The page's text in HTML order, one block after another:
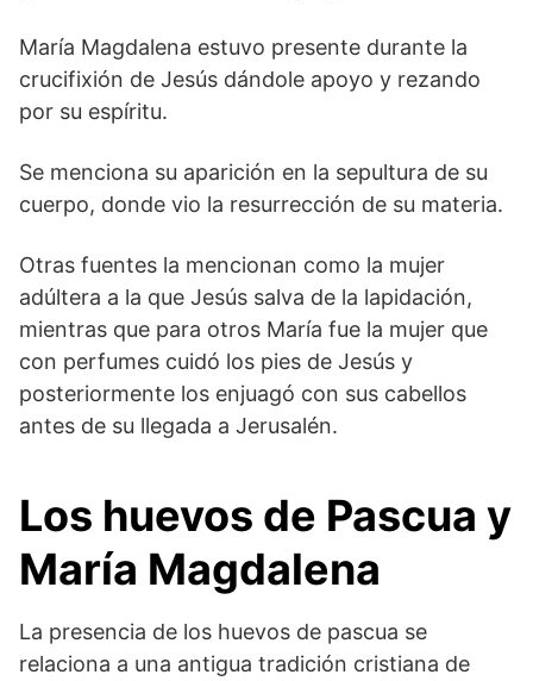
María Magdalena estuvo presente durante la
crucifixión de Jesús dándole apoyo y rezando
por su espíritu.
Se menciona su aparición en la sepultura de su
cuerpo, donde vio la resurrección de su materia.
Otras fuentes la mencionan como la mujer
adúltera a la que Jesús salva de la lapidación,
mientras que para otros María fue la mujer que
con perfumes cuidó los pies de Jesús y
posteriormente los enjuagó con sus cabellos
antes de su llegada a Jerusalén.
Los huevos de Pascua y
María Magdalena
La presencia de los huevos de pascua se
relaciona a una antigua tradición cristiana de